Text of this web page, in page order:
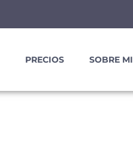
PRECIOS SOBRE MI